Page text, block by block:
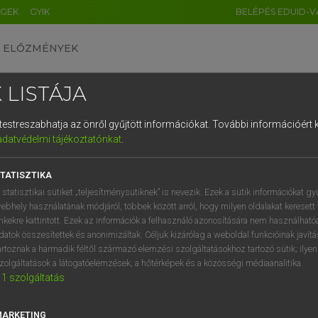
GYIK BELÉPÉS EDUID-
ELŐZMÉNYEK
egyetemes nagyszótár
VAN ELŐFIZETÉSED?
megtekintéséhez.
LISTÁJA
az önről gyűjtött információkat. További információért
tájékoztatónkat.
statisztikai sütiket „teljesítménysütiknek” is nevezik. Ezek a sütik információkat
használatának módjáról, többek között arról, hogy milyen oldalakat keresett
kattintott. Ezek az információk a felhasználó azonosítására nem
összesítettek és anonimizáltak. Céljuk kizárólag a weboldal funkcióinak
a harmadik féltől származó elemzési szolgáltatásokhoz tartozó sütik;
a látogatóelemzések, a hőtérképek és a közösségi médiaanalitika.
1 szolgáltatás
DE CN FR ES IT NL
1 2 3 4 5 6 7 8 9
q w e r t z u i
a s d f g h j k l é
í y x c v b n m , .